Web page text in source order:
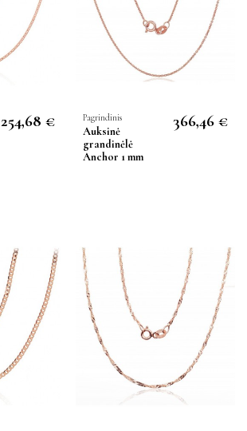
254,68 € Pagrindinis
Auksinė
grandinėlė
Anchor 1 mm
366,46 €